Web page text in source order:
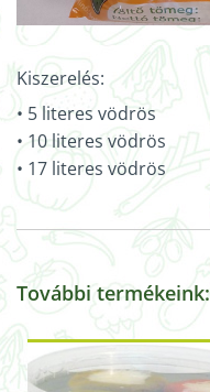
Kiszerelés:
• 5 literes vödrös
• 10 literes vödrös
• 17 literes vödrös
További termékeink: